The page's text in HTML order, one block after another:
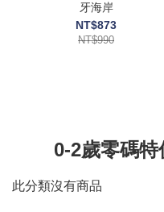
牙海岸
NT$873
NT$990
0-2歲零碼
此分類沒有商品